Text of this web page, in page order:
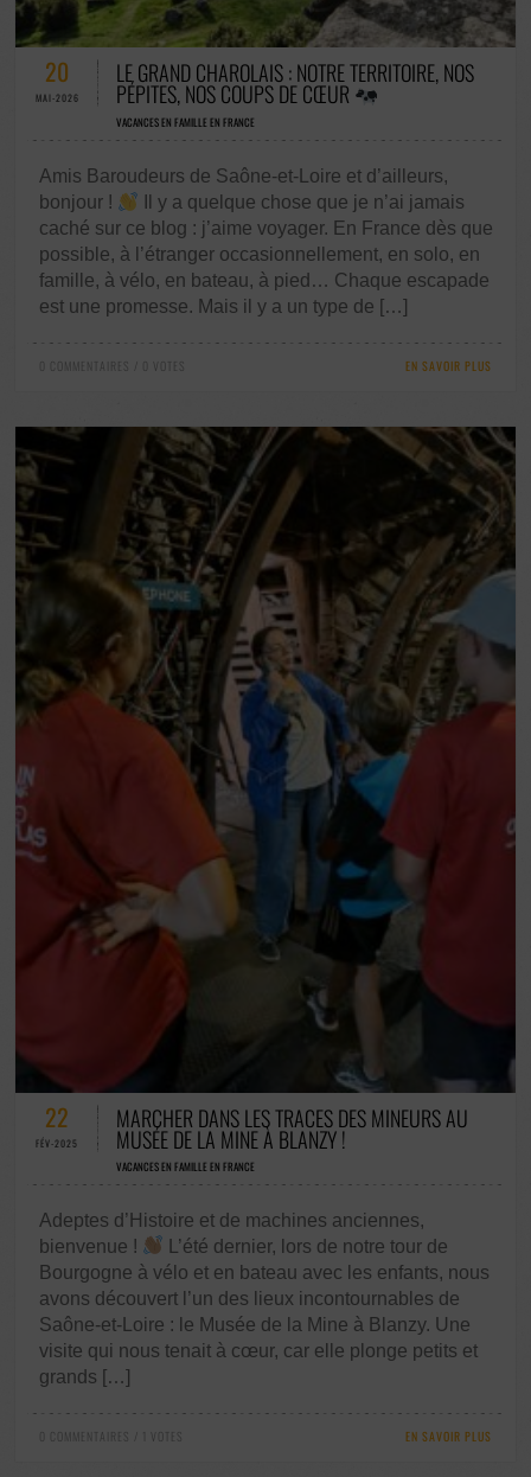
0 COMMENTAIRES / 0 VOTES
20
MAI-2026
LE GRAND CHAROLAIS : NOTRE TERRITOIRE, NOS
PÉPITES, NOS COUPS DE CŒUR
VACANCES EN FAMILLE EN FRANCE
Amis Baroudeurs de Saône-et-Loire et d’ailleurs,
bonjour !
Il y a quelque chose que je n’ai jamais
caché sur ce blog : j’aime voyager. En France dès que
possible, à l’étranger occasionnellement, en solo, en
famille, à vélo, en bateau, à pied… Chaque escapade
est une promesse. Mais il y a un type de […]
0 COMMENTAIRES / 0 VOTES EN SAVOIR PLUS
0 COMMENTAIRES / 1 VOTES
22
FÉV-2025
MARCHER DANS LES TRACES DES MINEURS AU
MUSÉE DE LA MINE À BLANZY !
VACANCES EN FAMILLE EN FRANCE
Adeptes d’Histoire et de machines anciennes,
bienvenue !
L’été dernier, lors de notre tour de
Bourgogne à vélo et en bateau avec les enfants, nous
avons découvert l’un des lieux incontournables de
Saône-et-Loire : le Musée de la Mine à Blanzy. Une
visite qui nous tenait à cœur, car elle plonge petits et
grands […]
0 COMMENTAIRES / 1 VOTES EN SAVOIR PLUS